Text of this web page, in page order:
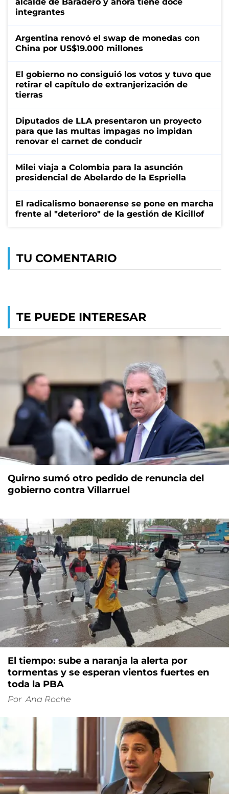
integrantes
Argentina renovó el swap de monedas con
China por US$19.000 millones
El gobierno no consiguió los votos y tuvo que
retirar el capítulo de extranjerización de
tierras
Diputados de LLA presentaron un proyecto
para que las multas impagas no impidan
renovar el carnet de conducir
Milei viaja a Colombia para la asunción
presidencial de Abelardo de la Espriella
El radicalismo bonaerense se pone en marcha
frente al "deterioro" de la gestión de Kicillof
TU COMENTARIO
TE PUEDE INTERESAR
Quirno sumó otro pedido de renuncia del
gobierno contra Villarruel
El tiempo: sube a naranja la alerta por
tormentas y se esperan vientos fuertes en
toda la PBA
Por Ana Roche